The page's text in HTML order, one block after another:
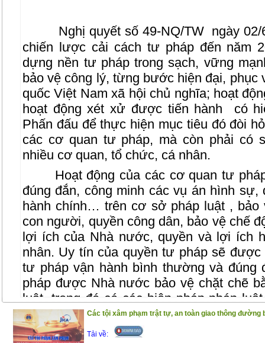
Nghị quyết số 49-NQ/TW ngày
chiến lược cải cách tư pháp đến năm
dựng nền tư pháp trong sạch, vững
bảo vệ công lý, từng bước hiện đại, phục
quốc Việt Nam xã hội chủ nghĩa; hoạt
hoạt động xét xử được tiến hành
có
Phấn đấu để thực hiện mục tiêu đó đòi
các cơ quan tư pháp, mà còn phải có
nhiều cơ quan, tổ chức, cá nhân.
Hoạt động của các cơ quan tư
đúng đắn, công minh các vụ án hình
hành chính… trên cơ sở pháp luật , bảo
con người, quyền công dân, bảo vệ chế
lợi ích của Nhà nước, quyền và lợi ích
nhân. Uy tín của quyền tư pháp sẽ
tư pháp vận hành bình thường và đúng
pháp được Nhà nước bảo vệ chặt chẽ
luật, trong đó có các biện pháp pháp
phong kiến, các đạo luật lớn đã dành
quy định về các tội phạm này. Từ khi
Các tội xâm phạm trật tự, an toàn giao thông đường
Tải về: